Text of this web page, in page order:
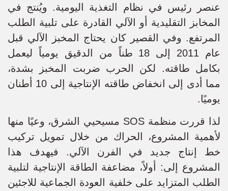
عنصر رئيس في نظام التغذية اليومية. ويُنتج في
المخابز التقليدية أو الآلي القادرة على تلبية الطلب
المرتفع. وفي القصير كان يحتاج المخبز الآلي قبل
عام 2011 إلى 18 طناً من الدقيق يومياً ليعمل
بكامل طاقته. لكن الحرب ضربت المخبز بشدة،
مما أدى إلى انخفاض طاقته الإنتاجية إلى 10 أطنان
يوميًا.
لذا قررت منظمة SOS مسيحيي الشرق، وعيًا منها
لأهمية المشروع، الحراك من خلال تمويل تركيب
خط إنتاج جديد في الفرن الآلي. فيهدف هذا
المشروع إلى: أولاً، مضاعفة الطاقة الإنتاجية لتلبية
الطلب المتزايد على خلفية العودة الجماعية للاجئين